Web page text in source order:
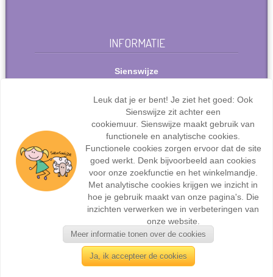
INFORMATIE
Sienswijze
2711 PP Zoetermeer
Nederland
Tel: +31(0)627072095
info@sienswijze.nl
KvK-nr.: 67667317
Webdesign en ontwikkeling doorSienswijze ICT
Sienswijze | Alle rechten voorbehouden.
Leuk dat je er bent! Je ziet het goed: Ook
Sienswijze zit achter een
cookiemuur. Sienswijze maakt gebruik van
functionele en analytische cookies.
Functionele cookies zorgen ervoor dat de site
goed werkt. Denk bijvoorbeeld aan cookies
voor onze zoekfunctie en het winkelmandje.
Met analytische cookies krijgen we inzicht in
hoe je gebruik maakt van onze pagina's. Die
inzichten verwerken we in verbeteringen van
onze website.
Meer informatie tonen over de cookies
Ja, ik accepteer de cookies